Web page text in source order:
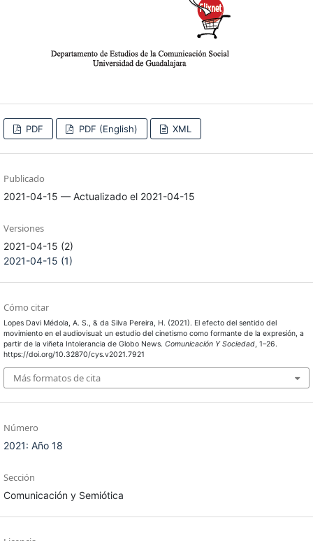
PDF PDF (English) XML
Publicado
2021-04-15 — Actualizado el 2021-04-15
Versiones
2021-04-15 (2)
2021-04-15 (1)
Cómo citar
Lopes Davi Médola, A. S., & da Silva Pereira, H. (2021). El efecto del sentido del
movimiento en el audiovisual: un estudio del cinetismo como formante de la expresión, a
partir de la viñeta Intolerancia de Globo News. Comunicación Y Sociedad, 1–26.
https://doi.org/10.32870/cys.v2021.7921
Más formatos de cita
Número
2021: Año 18
Sección
Comunicación y Semiótica